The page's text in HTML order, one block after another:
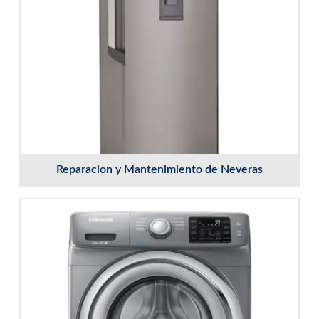
Reparacion y Mantenimiento de Neveras